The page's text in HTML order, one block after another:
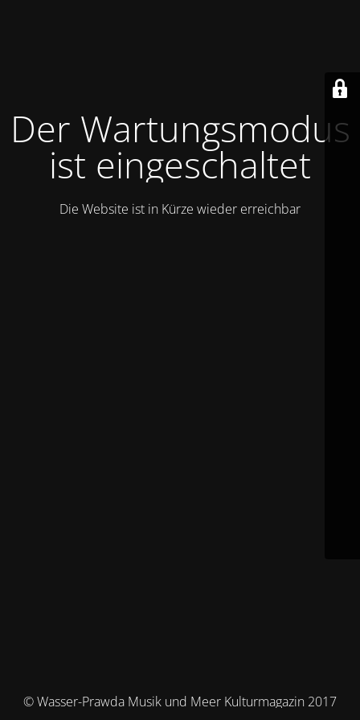
Der Wartungsmodus
ist eingeschaltet
Die Website ist in Kürze wieder erreichbar
© Wasser-Prawda Musik und Meer Kulturmagazin 2017